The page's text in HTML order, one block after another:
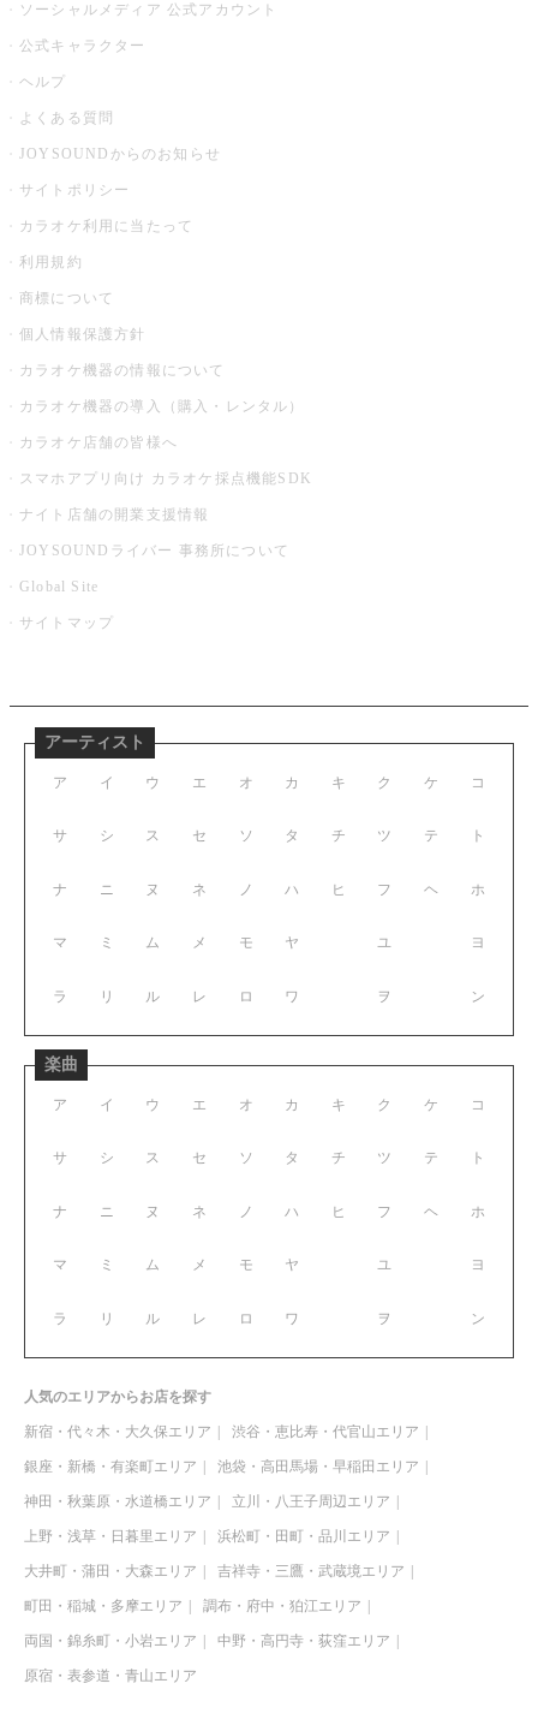
ソーシャルメディア 公式アカウント
公式キャラクター
ヘルプ
よくある質問
JOYSOUNDからのお知らせ
サイトポリシー
カラオケ利用に当たって
利用規約
商標について
個人情報保護方針
カラオケ機器の情報について
カラオケ機器の導入（購入・レンタル）
カラオケ店舗の皆様へ
スマホアプリ向け カラオケ採点機能SDK
ナイト店舗の開業支援情報
JOYSOUNDライバー 事務所について
Global Site
サイトマップ
アーティスト
ア イ ウ エ オ
サ シ ス セ ソ
ナ ニ ヌ ネ ノ
マ ミ ム メ モ
ラ リ ル レ ロ
カ キ ク ケ コ
タ チ ツ テ ト
ハ ヒ フ ヘ ホ
ヤ ユ ヨ
ワ ヲ ン
楽曲
ア イ ウ エ オ
サ シ ス セ ソ
ナ ニ ヌ ネ ノ
マ ミ ム メ モ
ラ リ ル レ ロ
カ キ ク ケ コ
タ チ ツ テ ト
ハ ヒ フ ヘ ホ
ヤ ユ ヨ
ワ ヲ ン
人気のエリアからお店を探す
新宿・代々木・大久保エリア 渋谷・恵比寿・代官山エリア
銀座・新橋・有楽町エリア 池袋・高田馬場・早稲田エリア
神田・秋葉原・水道橋エリア 立川・八王子周辺エリア
上野・浅草・日暮里エリア 浜松町・田町・品川エリア
大井町・蒲田・大森エリア 吉祥寺・三鷹・武蔵境エリア
町田・稲城・多摩エリア 調布・府中・狛江エリア
両国・錦糸町・小岩エリア 中野・高円寺・荻窪エリア
原宿・表参道・青山エリア